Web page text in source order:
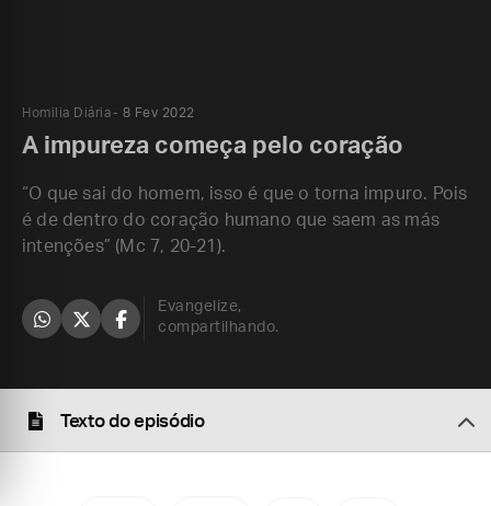
Homilia Diária 8 Fev 2022
A impureza começa pelo coração
“O que sai do homem, isso é que o torna impuro. Pois
é de dentro do coração humano que saem as más
intenções” (Mc 7, 20-21).
Evangelize,
compartilhando.
Texto do episódio